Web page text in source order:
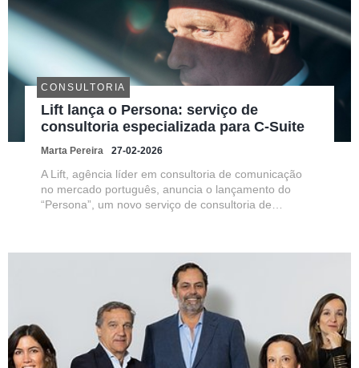
CONSULTORIA
Lift lança o Persona: serviço de
consultoria especializada para C-Suite
Marta Pereira 27-02-2026
A Lift, agência líder em consultoria de comunicação
no mercado português, anuncia o lançamento do
“Persona”, um novo serviço de consultoria de
CHRO, entre outros). Num contexto em...